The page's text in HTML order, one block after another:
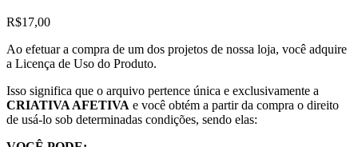
R$17,00
Ao efetuar a compra de um dos projetos de nossa loja, você adquire
a Licença de Uso do Produto.
Isso significa que o arquivo pertence única e exclusivamente a
CRIATIVA AFETIVA e você obtém a partir da compra o direito
de usá-lo sob determinadas condições, sendo elas: